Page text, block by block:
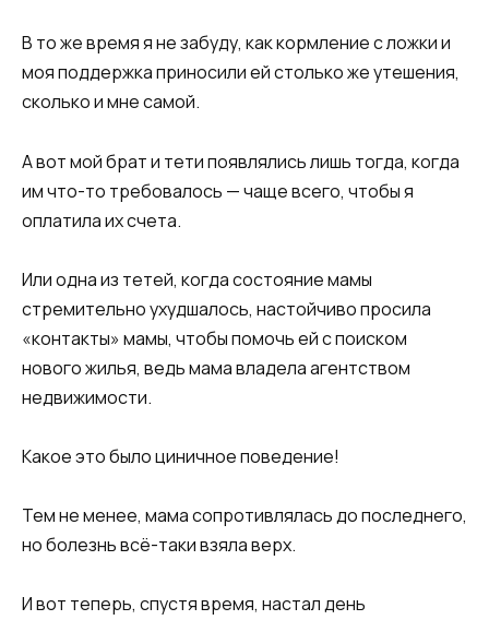
В то же время я не забуду, как кормление с ложки и
моя поддержка приносили ей столько же утешения,
сколько и мне самой.
А вот мой брат и тети появлялись лишь тогда, когда
им что-то требовалось — чаще всего, чтобы я
оплатила их счета.
Или одна из тетей, когда состояние мамы
стремительно ухудшалось, настойчиво просила
«контакты» мамы, чтобы помочь ей с поиском
нового жилья, ведь мама владела агентством
недвижимости.
Какое это было циничное поведение!
Тем не менее, мама сопротивлялась до последнего,
но болезнь всё-таки взяла верх.
И вот теперь, спустя время, настал день